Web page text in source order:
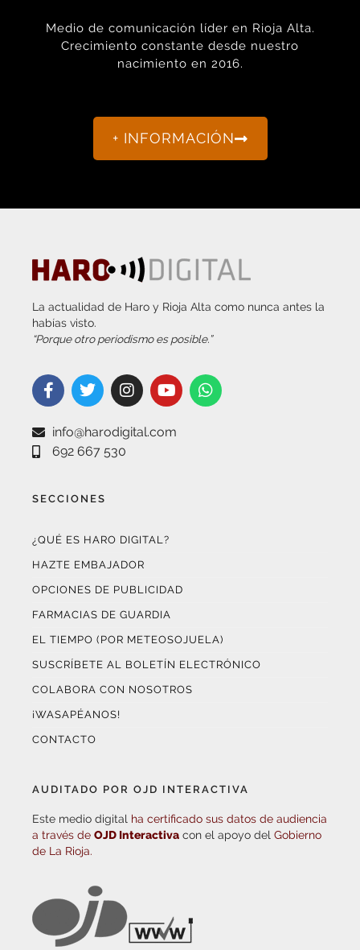
Medio de comunicación líder en Rioja Alta.
Crecimiento constante desde nuestro
nacimiento en 2016.
+ INFORMACIÓN
La actualidad de Haro y Rioja Alta como nunca antes la
habías visto.
“Porque otro periodismo es posible.”
info@harodigital.com
692 667 530
SECCIONES
¿QUÉ ES HARO DIGITAL?
HAZTE EMBAJADOR
OPCIONES DE PUBLICIDAD
FARMACIAS DE GUARDIA
EL TIEMPO (POR METEOSOJUELA)
SUSCRÍBETE AL BOLETÍN ELECTRÓNICO
COLABORA CON NOSOTROS
¡WASAPÉANOS!
CONTACTO
AUDITADO POR OJD INTERACTIVA
Este medio digital ha certificado sus datos de audiencia
a través de OJD Interactiva con el apoyo del Gobierno
de La Rioja.